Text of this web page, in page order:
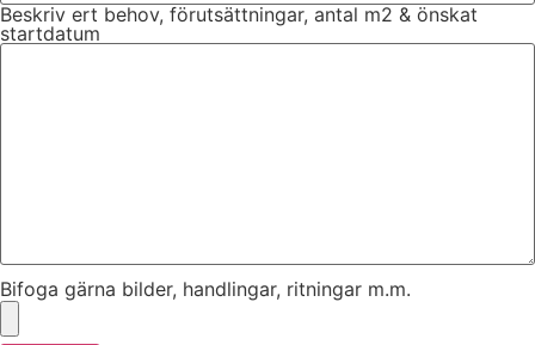
Beskriv ert behov, förutsättningar, antal m2 & önskat
startdatum
Bifoga gärna bilder, handlingar, ritningar m.m.